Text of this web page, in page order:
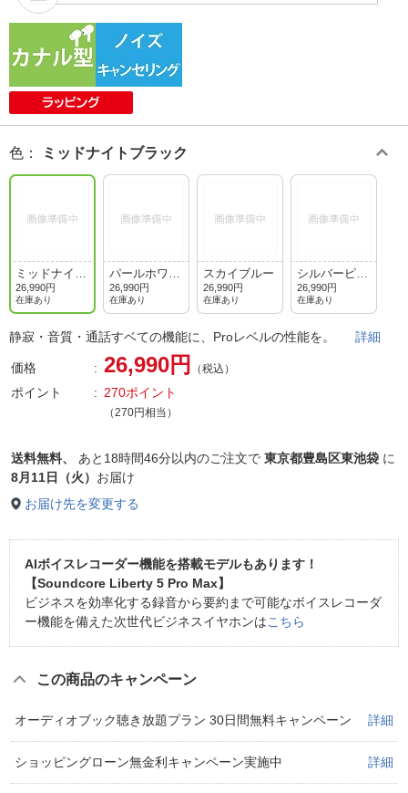
色 ： ミッドナイトブラック
ミッドナイト
ブラック
26,990円
在庫あり
パールホワイ
ト
26,990円
在庫あり
スカイブルー
26,990円
在庫あり
シルバーピン
ク
26,990円
在庫あり
静寂・音質・通話すベての機能に、Proレベルの性能を。 詳細
価格 26,990円 （税込）
ポイント 270ポイント
（270円相当）
送料無料、 あと 18時間46分以内のご注文で 東京都豊島区東池袋 に
8月11日（火） お届け
お届け先を変更する
AIボイスレコーダー機能を搭載モデルもあります！
【Soundcore Liberty 5 Pro Max】
ビジネスを効率化する録音から要約まで可能なボイスレコーダ
ー機能を備えた次世代ビジネスイヤホンはこちら
この商品のキャンペーン
オーディオブック聴き放題プラン 30日間無料キャンペーン 詳細
ショッピングローン無金利キャンペーン実施中 詳細